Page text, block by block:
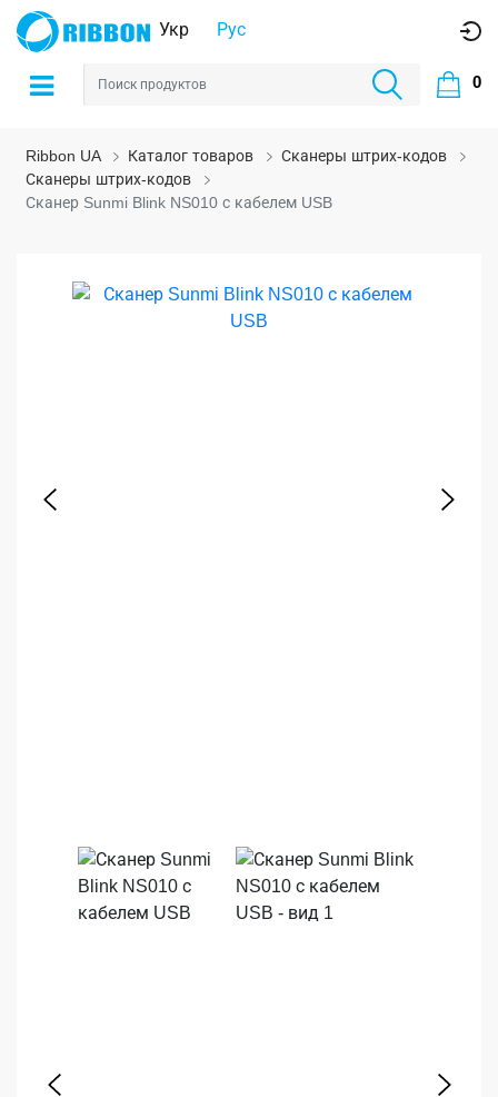
Укр Рус
0
Ribbon UA Каталог товаров
Сканеры штрих-кодов
Сканеры штрих-кодов
Сканер Sunmi Blink NS010 с кабелем USB